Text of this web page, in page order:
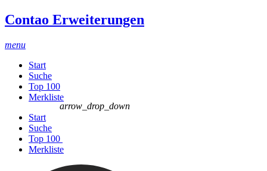
Contao Erweiterungen
menu
Start
Suche
Top 100
Merkliste
Start
Suche
Top 100
arrow_drop_down
Merkliste